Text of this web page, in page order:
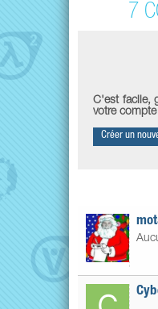
7
C'est facile,
votre
Créer un